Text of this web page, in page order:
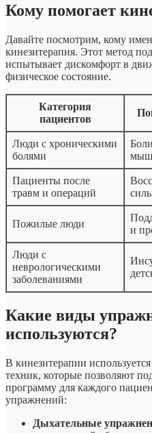
Кому помогает
Давайте посмотрим, кому
кинезитерапия. Этот метод
испытывает дискомфорт в
физическое состояние.
Категория
пациентов
Люди с хроническими
болями
Пациенты после
травм и операций
Пожилые люди
и
Люди с
неврологическими
заболеваниями
Какие виды
используются?
В кинезитерапии
техник, которые позволяют
программу для каждого
упражнений:
Дыхательные